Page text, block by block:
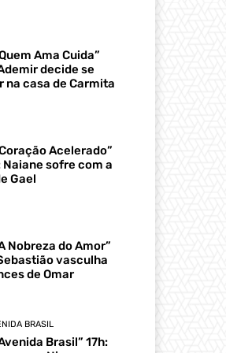
Ama Cuida”
decide se
na casa de Carmita
Acelerado”
Naiane sofre com a
Gael
Nobreza do Amor”
vasculha
de Omar
BRASIL
Brasil” 17h: